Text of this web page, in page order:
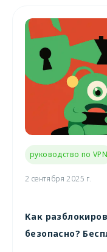
руководство по VPN
2 сентября 2025 г.
Как
безопасно?